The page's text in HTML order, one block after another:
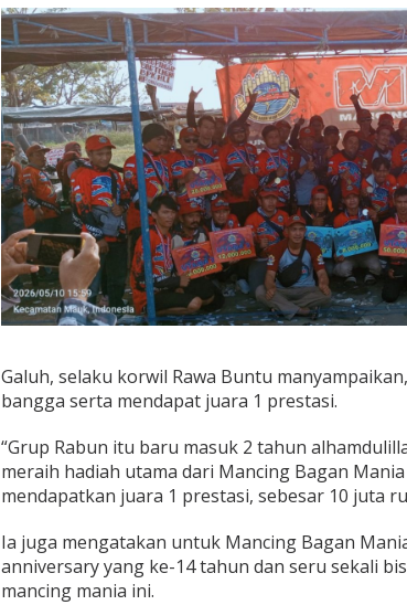
e
r
l
o
m
b
a
a
n
M
a
n
c
i
n
g
B
g
a
n
a
n
a
M
B
M
‎Galuh, selaku korwil Rawa Buntu
bangga serta mendapat juara 1 prestasi.
“Grup Rabun itu baru masuk 2 tahun
meraih hadiah utama dari Mancing Bagan
mendapatkan juara 1 prestasi, sebesar 10 juta
‎Ia juga mengatakan untuk Mancing Bagan
anniversary yang ke-14 tahun dan seru sekali
mancing mania ini.